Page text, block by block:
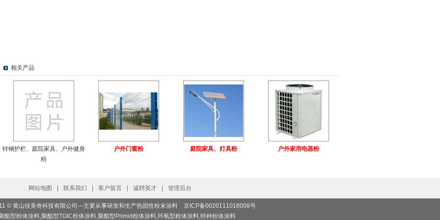
相关产品
锌钢护栏、庭院家具、户外健身
粉
户外门窗粉 庭院家具、灯具粉 户外家用电器粉
网站地图 联系我们 客户留言 诚聘英才 管理后台
© 黄山佳美奇科技有限公司---主要从事研发和生产热固性粉末涂料 京ICP备0020111018008号
酯型粉体涂料,聚酯型TGIC粉体涂料,聚酯型Primid粉体涂料,环氧型粉体涂料,特种粉体涂料